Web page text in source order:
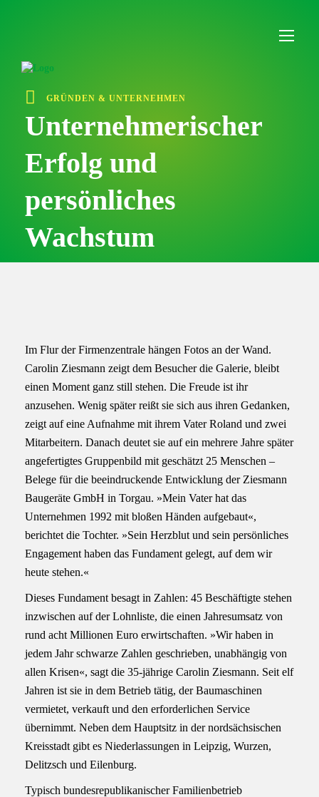
GRÜNDEN & UNTERNEHMEN
Unternehmerischer
Erfolg und
persönliches
Wachstum
Im Flur der Firmenzentrale hängen Fotos an der Wand.
Carolin Ziesmann zeigt dem Besucher die Galerie, bleibt
einen Moment ganz still stehen. Die Freude ist ihr
anzusehen. Wenig später reißt sie sich aus ihren Gedanken,
zeigt auf eine Aufnahme mit ihrem Vater Roland und zwei
Mitarbeitern. Danach deutet sie auf ein mehrere Jahre später
angefertigtes Gruppenbild mit geschätzt 25 Menschen –
Belege für die beeindruckende Entwicklung der Ziesmann
Baugeräte GmbH in Torgau. »Mein Vater hat das
Unternehmen 1992 mit bloßen Händen aufgebaut«,
berichtet die Tochter. »Sein Herzblut und sein persönliches
Engagement haben das Fundament gelegt, auf dem wir
heute stehen.«
Dieses Fundament besagt in Zahlen: 45 Beschäftigte stehen
inzwischen auf der Lohnliste, die einen Jahresumsatz von
rund acht Millionen Euro erwirtschaften. »Wir haben in
jedem Jahr schwarze Zahlen geschrieben, unabhängig von
allen Krisen«, sagt die 35-jährige Carolin Ziesmann. Seit elf
Jahren ist sie in dem Betrieb tätig, der Baumaschinen
vermietet, verkauft und den erforderlichen Service
übernimmt. Neben dem Hauptsitz in der nordsächsischen
Kreisstadt gibt es Niederlassungen in Leipzig, Wurzen,
Delitzsch und Eilenburg.
Typisch bundesrepublikanischer Familienbetrieb